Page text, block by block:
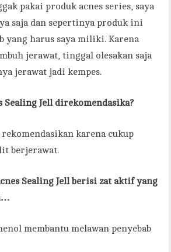
pakai produk acnes series, saya
saja dan sepertinya produk ini
yang harus saya miliki. Karena
jerawat, tinggal olesakan saja
jerawat jadi kempes.
Sealing Jell direkomendasika?
karena cukup
berjerawat.
Sealing Jell berisi zat aktif yang
membantu melawan penyebab